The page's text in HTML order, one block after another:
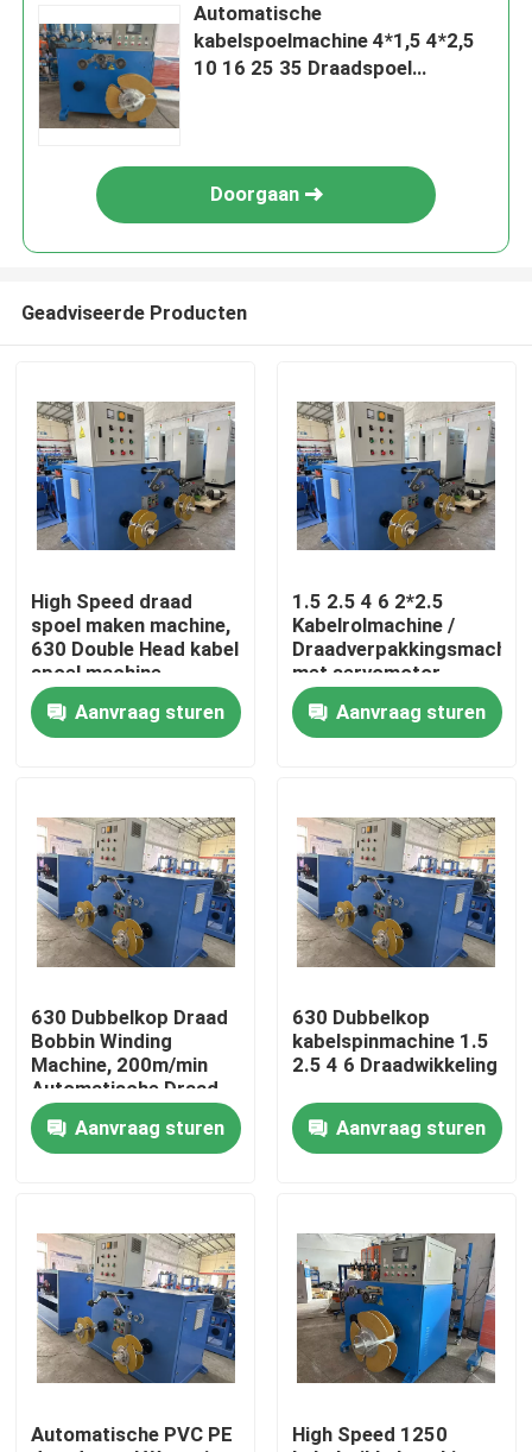
Producten
Video's
Fabriekstocht
Kwaliteitscontrole
Vraag een offerte
Cable Extruder Machine
Draadtrekkers
Automatische
kabelspoelmachine 4*1,5 4*2,5
10 16 25 35 Draadspoel
Doorgaan
Geadviseerde Producten
High Speed draad
spoel maken machine,
630 Double Head kabel
spoel machine
Aanvraag sturen
1.5 2.5 4 6 2*2.5
Kabelrolmachine /
Draadverpakkingsmachine
met servomotor
Aanvraag sturen
630 Dubbelkop Draad
Bobbin Winding
Machine, 200m/min
Automatische Draad
Wrap Machine
Aanvraag sturen
630 Dubbelkop
kabelspinmachine 1.5
2.5 4 6 Draadwikkeling
Aanvraag sturen
Automatische PVC PE
High Speed 1250